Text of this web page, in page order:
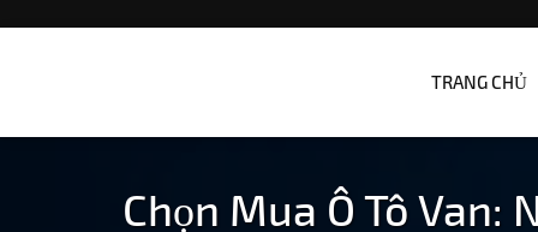
Đông Hà Travel –TRANG CHỦ
Chọn Mua Ô Tô Van: